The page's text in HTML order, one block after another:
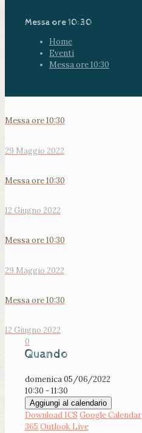
Messa ore 10:30
Home
Eventi
Messa ore 10:30
Messa ore 10:30
29 Maggio 2022
Messa ore 10:30
12 Giugno 2022
Messa ore 10:30
29 Maggio 2022
Messa ore 10:30
12 Giugno 2022
0
Quando
domenica 05/06/2022
10:30 - 11:30
Aggiungi al calendario
Download ICS Google Calendar
365 Outlook Live